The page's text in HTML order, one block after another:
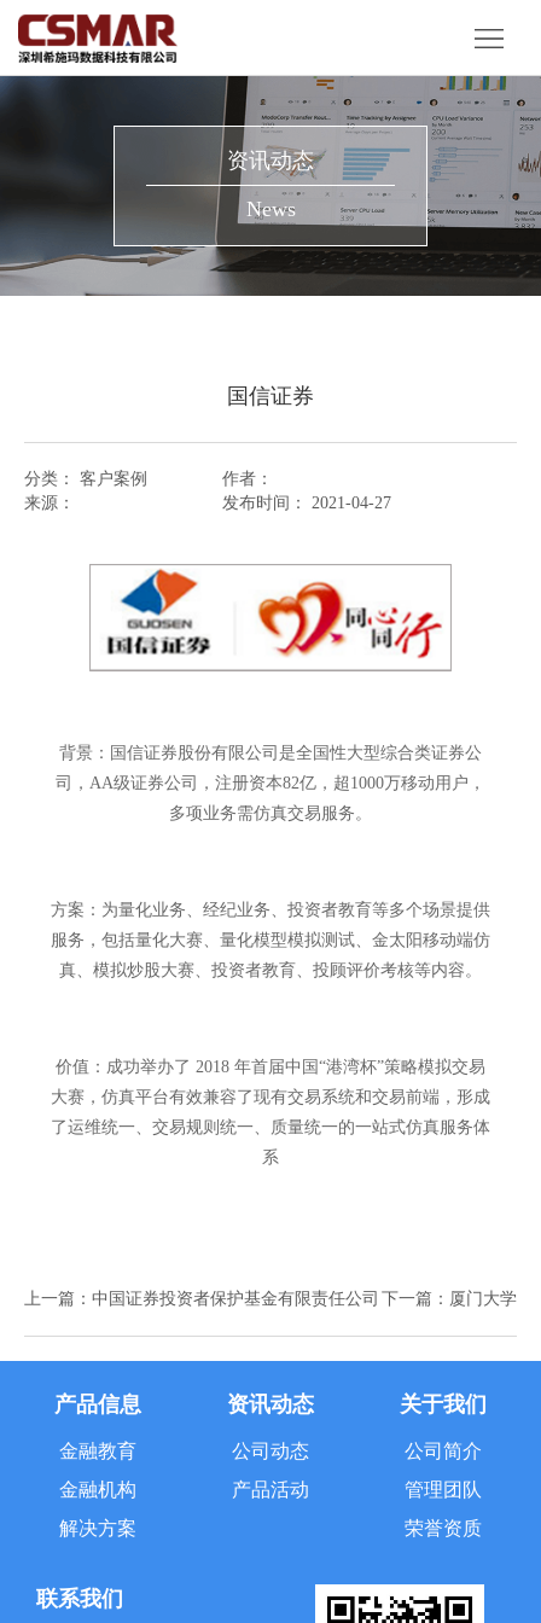
首
页
产
案
案
资讯动态
News
国信证券
分类： 客户案例
作者：
来源：
发布时间： 2021-04-27
背景：国信证券股份有限公司是全国性大型综合类证券公
司，AA级证券公司，注册资本82亿，超1000万移动用户，
多项业务需仿真交易服务。
方案：为量化业务、经纪业务、投资者教育等多个场景提供
服务，包括量化大赛、量化模型模拟测试、金太阳移动端仿
真、模拟炒股大赛、投资者教育、投顾评价考核等内容。
价值：成功举办了 2018 年首届中国“港湾杯”策略模拟交易
大赛，仿真平台有效兼容了现有交易系统和交易前端，形成
了运维统一、交易规则统一、质量统一的一站式仿真服务体
系
上一篇： 中国证券投资者保护基金有限责任公司 下一篇： 厦门大学
产品信息
金融教育
金融机构
解决方案
资讯动态
公司动态
产品活动
关于我们
公司简介
管理团队
荣誉资质
联系我们